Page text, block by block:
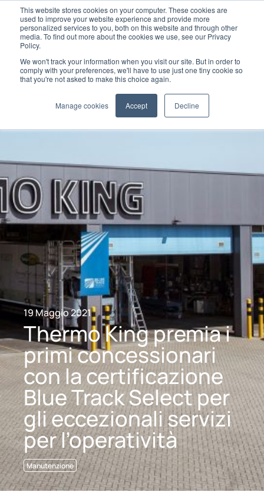
This website stores cookies on your computer. These cookies are
used to improve your website experience and provide more
personalized services to you, both on this website and through other
media. To find out more about the cookies we use, see our Privacy
Policy.
We won't track your information when you visit our site. But in order to
comply with your preferences, we'll have to use just one tiny cookie so
that you're not asked to make this choice again.
Manage cookies Accept Decline
19 Maggio 2021
Thermo King premia i
primi concessionari
con la certificazione
Blue Track Select per
gli eccezionali servizi
per l’operatività
Manutenzione